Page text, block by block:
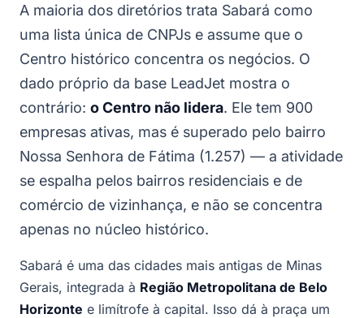
A maioria dos diretórios trata Sabará como
uma lista única de CNPJs e assume que o
Centro histórico concentra os negócios. O
dado próprio da base LeadJet mostra o
contrário: o Centro não lidera. Ele tem 900
empresas ativas, mas é superado pelo bairro
Nossa Senhora de Fátima (1.257) — a atividade
se espalha pelos bairros residenciais e de
comércio de vizinhança, e não se concentra
apenas no núcleo histórico.
Sabará é uma das cidades mais antigas de Minas
Gerais, integrada à Região Metropolitana de Belo
Horizonte e limítrofe à capital. Isso dá à praça um